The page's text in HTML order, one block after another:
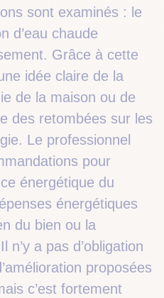
sont examinés : le
d’eau chaude
Grâce à cette
idée claire de la
de la maison ou de
des retombées sur les
Le professionnel
pour
énergétique du
énergétiques
du bien ou la
n’y a pas d’obligation
proposées
c’est fortement